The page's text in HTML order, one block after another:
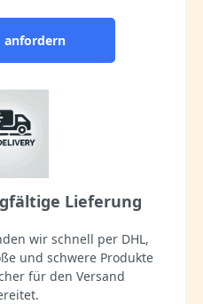
anfordern
Lieferung
wir schnell per DHL,
und schwere Produkte
für den Versand